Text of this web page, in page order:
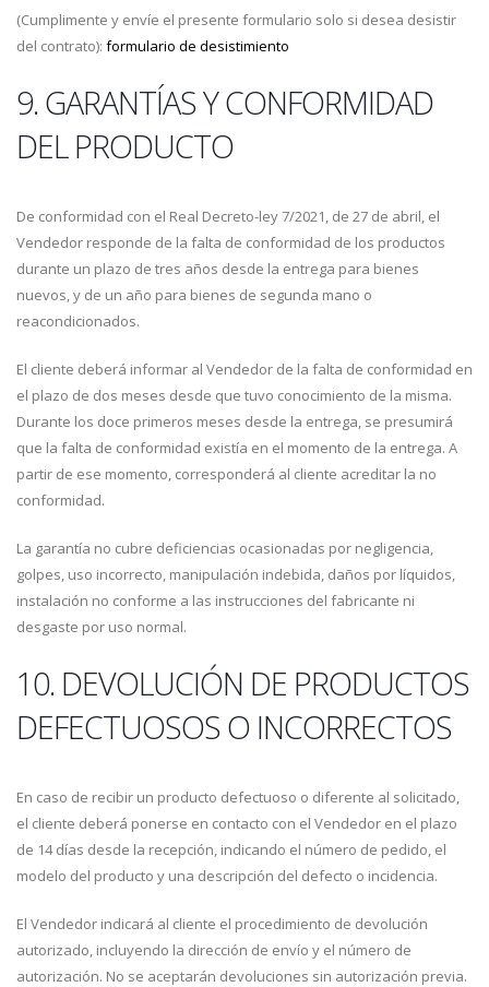
(Cumplimente y envíe el presente formulario solo si desea desistir
del contrato): formulario de desistimiento
9. GARANTÍAS Y CONFORMIDAD
DEL PRODUCTO
De conformidad con el Real Decreto-ley 7/2021, de 27 de abril, el
Vendedor responde de la falta de conformidad de los productos
durante un plazo de tres años desde la entrega para bienes
nuevos, y de un año para bienes de segunda mano o
reacondicionados.
El cliente deberá informar al Vendedor de la falta de conformidad en
el plazo de dos meses desde que tuvo conocimiento de la misma.
Durante los doce primeros meses desde la entrega, se presumirá
que la falta de conformidad existía en el momento de la entrega. A
partir de ese momento, corresponderá al cliente acreditar la no
conformidad.
La garantía no cubre deficiencias ocasionadas por negligencia,
golpes, uso incorrecto, manipulación indebida, daños por líquidos,
instalación no conforme a las instrucciones del fabricante ni
desgaste por uso normal.
10. DEVOLUCIÓN DE PRODUCTOS
DEFECTUOSOS O INCORRECTOS
En caso de recibir un producto defectuoso o diferente al solicitado,
el cliente deberá ponerse en contacto con el Vendedor en el plazo
de 14 días desde la recepción, indicando el número de pedido, el
modelo del producto y una descripción del defecto o incidencia.
El Vendedor indicará al cliente el procedimiento de devolución
autorizado, incluyendo la dirección de envío y el número de
autorización. No se aceptarán devoluciones sin autorización previa.